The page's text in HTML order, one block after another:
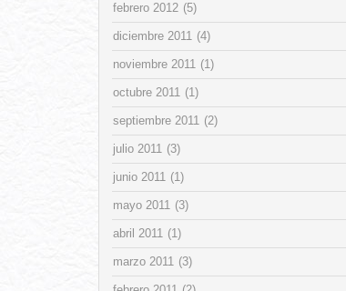
febrero 2012 (5)
diciembre 2011 (4)
noviembre 2011 (1)
octubre 2011 (1)
septiembre 2011 (2)
julio 2011 (3)
junio 2011 (1)
mayo 2011 (3)
abril 2011 (1)
marzo 2011 (3)